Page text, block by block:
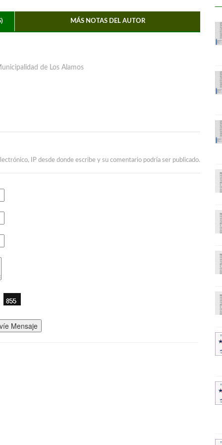
MÁS NOTAS DEL AUTOR
de Los Alamos
IP desde donde escribe y su comentario podría ser publicado.
Mensaje